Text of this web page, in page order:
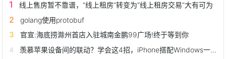
线上售房暂不靠谱，“线上租房”转变为“线上租房交易”大有可为
golang使用protobuf
官宣:海底捞滁州首店入驻城南金鹏99广场!终于等到你
羡慕苹果设备间的联动？学会这4招，iPhone搭配Windows一样好用